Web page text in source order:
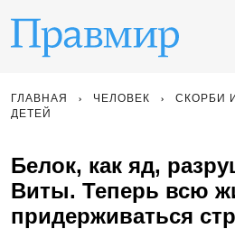
ГЛАВНАЯ ЧЕЛОВЕК СКОРБИ
ДЕТЕЙ
Белок, как яд,
Виты. Теперь всю
придерживаться